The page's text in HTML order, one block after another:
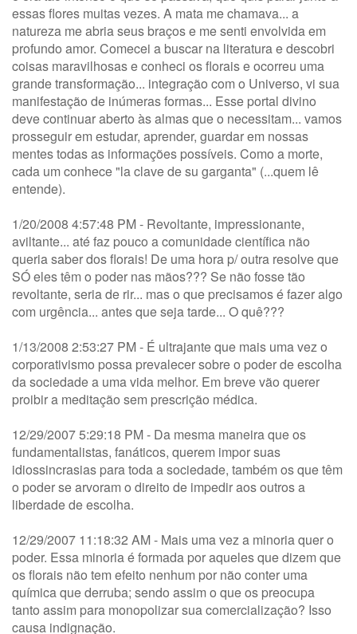
essas flores muitas vezes. A mata me chamava... a
natureza me abria seus braços e me senti envolvida em
profundo amor. Comecei a buscar na literatura e descobri
coisas maravilhosas e conheci os florais e ocorreu uma
grande transformação... integração com o Universo, vi sua
manifestação de inúmeras formas... Esse portal divino
deve continuar aberto às almas que o necessitam... vamos
prosseguir em estudar, aprender, guardar em nossas
mentes todas as informações possíveis. Como a morte,
cada um conhece "la clave de su garganta" (...quem lê
entende).
1/20/2008 4:57:48 PM - Revoltante, impressionante,
aviltante... até faz pouco a comunidade científica não
queria saber dos florais! De uma hora p/ outra resolve que
SÓ eles têm o poder nas mãos??? Se não fosse tão
revoltante, seria de rir... mas o que precisamos é fazer algo
com urgência... antes que seja tarde... O quê???
1/13/2008 2:53:27 PM - É ultrajante que mais uma vez o
corporativismo possa prevalecer sobre o poder de escolha
da sociedade a uma vida melhor. Em breve vão querer
proibir a meditação sem prescrição médica.
12/29/2007 5:29:18 PM - Da mesma maneira que os
fundamentalistas, fanáticos, querem impor suas
idiossincrasias para toda a sociedade, também os que têm
o poder se arvoram o direito de impedir aos outros a
liberdade de escolha.
12/29/2007 11:18:32 AM - Mais uma vez a minoria quer o
poder. Essa minoria é formada por aqueles que dizem que
os florais não tem efeito nenhum por não conter uma
química que derruba; sendo assim o que os preocupa
tanto assim para monopolizar sua comercialização? Isso
causa indignação.